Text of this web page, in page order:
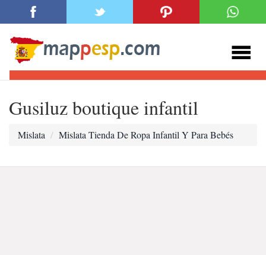
Gusiluz boutique infantil
Mislata Mislata Tienda De Ropa Infantil Y Para Bebés